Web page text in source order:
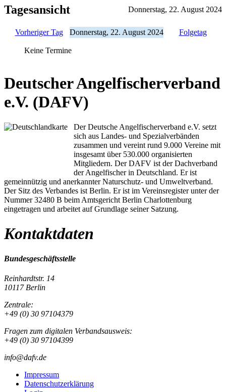
Tagesansicht Donnerstag, 22. August 2024
Vorheriger Tag Donnerstag, 22. August 2024 Folgetag
Keine Termine
Deutscher Angelfischerverband
e.V. (DAFV)
Der Deutsche Angelfischerverband e.V. setzt
sich aus Landes- und Spezialverbänden
zusammen und vereint rund 9.000 Vereine mit
insgesamt über 530.000 organisierten
Mitgliedern. Der DAFV ist der Dachverband
der Angelfischer in Deutschland. Er ist
gemeinnützig und anerkannter Naturschutz- und Umweltverband.
Der Sitz des Verbandes ist Berlin. Er ist im Vereinsregister unter der
Nummer 32480 B beim Amtsgericht Berlin Charlottenburg
eingetragen und arbeitet auf Grundlage seiner Satzung.
Kontaktdaten
Bundesgeschäftsstelle
Reinhardtstr. 14
10117 Berlin
Zentrale:
+49 (0) 30 97104379
Fragen zum digitalen Verbandsausweis:
+49 (0) 30 97104399
info@dafv.de
Impressum
Datenschutzerklärung